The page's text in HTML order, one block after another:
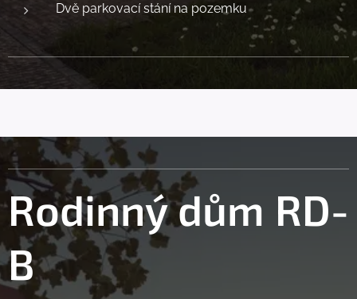
Dvě parkovací stání na pozemku
Rodinný dům RD-
B